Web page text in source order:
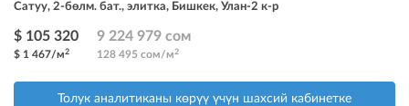
Сатуу, 2-бөлм. бат., элитка, Бишкек, Улан-2 к-р
$ 105 320
$ 1 467/м2
9 224 979 сом
128 495 сом/м2
Толук аналитиканы көрүү үчүн шахсий кабинетке